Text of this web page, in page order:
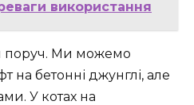
використання
поруч. Ми можемо
на бетонні джунглі, але
У котах на